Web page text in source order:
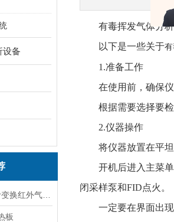
设备
板
有毒挥发气体分析
以下是一些关于
1.准备工作
在使用前，确保仪
根据需要选择要检
2.仪器操作
将仪器放置在平坦
开机后进入主菜单，
闭采样泵和FID点火。
一定要在界面出现